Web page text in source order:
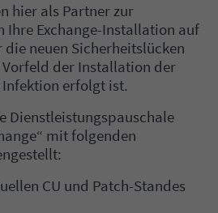
hier als Partner zur
Ihre Exchange-Installation auf
neuen Sicherheitslücken
der Installation der
erfolgt ist.
Dienstleistungspauschale
mit folgenden
CU und Patch-Standes